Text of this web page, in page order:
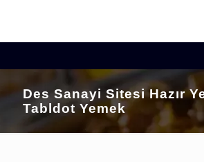
Des Sanayi Sitesi Hazır
Tabldot Yemek